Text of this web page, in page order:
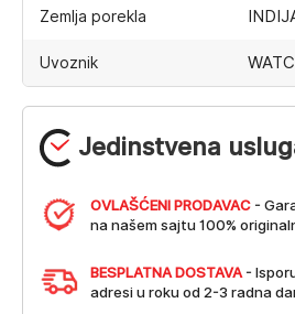
Jedinstvena
OVLAŠĆENI PRODAVAC -
na našem sajtu 100%
BESPLATNA DOSTAVA -
adresi u roku od 2-3 radna
Zemlja porekla
Uvoznik